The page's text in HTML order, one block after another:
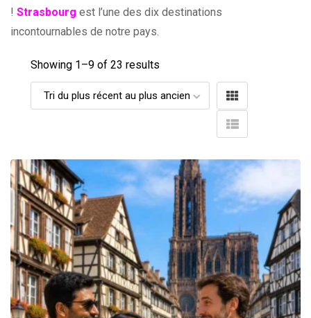
! Strasbourg est l’une des dix destinations
incontournables de notre pays.
Showing 1–9 of 23 results